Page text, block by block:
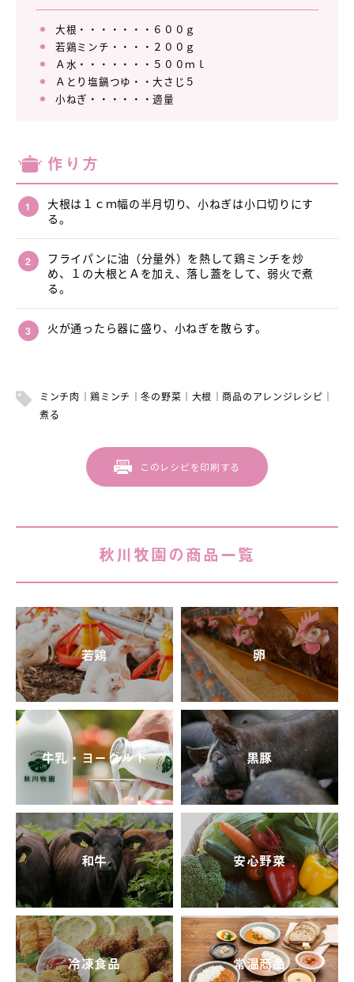
大根・・・・・・・６００ｇ
若鶏ミンチ・・・・２００ｇ
Ａ水・・・・・・・５００ｍｌ
Ａとり塩鍋つゆ・・大さじ５
小ねぎ・・・・・・適量
作り方
大根は１ｃｍ幅の半月切り、小ねぎは小口切りにす
る。
フライパンに油（分量外）を熱して鶏ミンチを炒
め、１の大根とＡを加え、落し蓋をして、弱火で煮
る。
火が通ったら器に盛り、小ねぎを散らす。
ミンチ肉 鶏ミンチ 冬の野菜 大根
商品のアレンジレシピ
煮る
このレシピを印刷する
秋川牧園の商品一覧
若鶏 卵
牛乳・ヨーグルト 黒豚
和牛 安心野菜
冷凍食品 常温商品